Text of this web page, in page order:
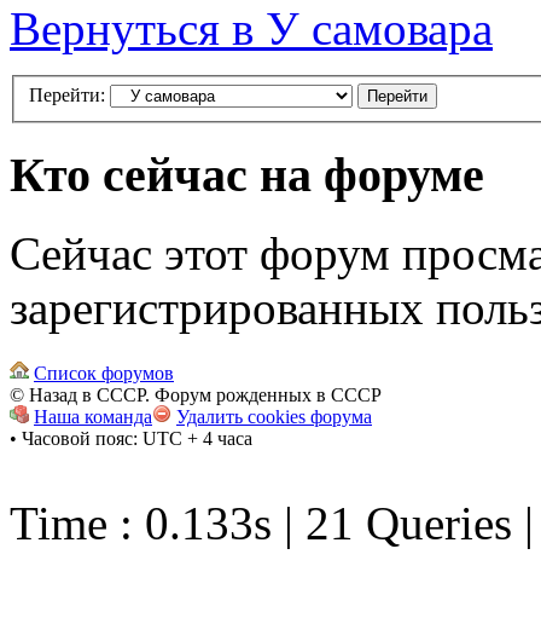
Вернуться в У самовара
Перейти:
Кто сейчас на форуме
Сейчас этот форум
зарегистрированных
Список форумов
© Назад в СССР. Форум рожденных в СССР
Наша команда
Удалить cookies форума
• Часовой пояс: UTC + 4 часа
Time : 0.133s | 21 Queries